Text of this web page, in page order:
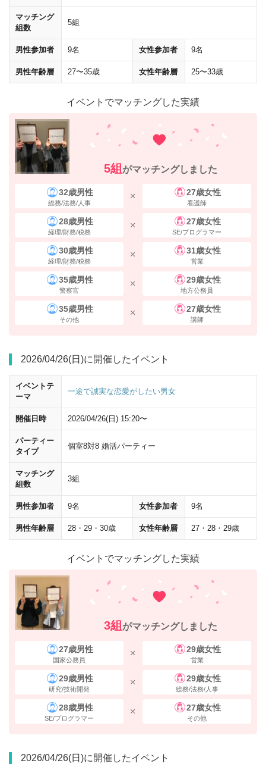
30mほど直進し、「18番出口」の標識に従い、 左に曲がって
地上に出てすぐ右手にある
住所
〒103-0028 東京都中央区八重洲1-8-17 新槇町ビル5階
マッチング
組数
5組
男性参加者 9名 女性参加者 9名
男性年齢層 27〜35歳 女性年齢層 25〜33歳
イベントでマッチングした実績
5組 がマッチングしました
32歳男性
総務/法務/人事
27歳女性
看護師
28歳男性
経理/財務/税務
27歳女性
SE/プログラマー
30歳男性
経理/財務/税務
31歳女性
営業
35歳男性
警察官
29歳女性
地方公務員
35歳男性
その他
27歳女性
講師
2026/04/26(日)に開催したイベント
イベントテ
ーマ
一途で誠実な恋愛がしたい男女
開催日時 2026/04/26(日) 15:20〜
パーティー
タイプ
個室8対8 婚活パーティー
マッチング
組数
3組
男性参加者 9名 女性参加者 9名
男性年齢層 28・29・30歳 女性年齢層 27・28・29歳
イベントでマッチングした実績
3組 がマッチングしました
27歳男性
国家公務員
29歳女性
営業
29歳男性
研究/技術開発
29歳女性
総務/法務/人事
28歳男性
SE/プログラマー
27歳女性
その他
2026/04/26(日)に開催したイベント